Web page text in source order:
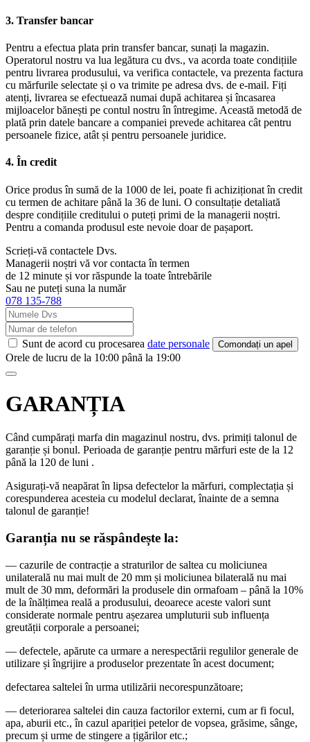
3. Transfer bancar
Pentru a efectua plata prin transfer bancar, sunați la magazin.
Operatorul nostru va lua legătura cu dvs., va acorda toate condițiile
pentru livrarea produsului, va verifica contactele, va prezenta factura
cu mărfurile selectate și o va trimite pe adresa dvs. de e-mail. Fiți
atenți, livrarea se efectuează numai după achitarea și încasarea
mijloacelor bănești pe contul nostru în întregime. Această metodă de
plată prin datele bancare a companiei prevede achitarea cât pentru
persoanele fizice, atât și pentru persoanele juridice.
4. În credit
Orice produs în sumă de la 1000 de lei, poate fi achiziționat în credit
cu termen de achitare până la 36 de luni. O consultație detaliată
despre condițiile creditului o puteți primi de la managerii noștri.
Pentru a comanda produsul este nevoie doar de pașaport.
Scrieți-vă contactele Dvs.
Managerii noștri vă vor contacta în termen
de 12 minute și vor răspunde la toate întrebările
Sau ne puteți suna la număr
078 135-788
Sunt de acord cu procesarea date personale Comondați un apel
Orele de lucru de la 10:00 până la 19:00
GARANȚIA
Când cumpărați marfa din magazinul nostru, dvs. primiți talonul de
garanție și bonul. Perioada de garanție pentru mărfuri este de la 12
până la 120 de luni .
Asigurați-vă neapărat în lipsa defectelor la mărfuri, complectația și
corespunderea acesteia cu modelul declarat, înainte de a semna
talonul de garanție!
Garanția nu se răspândește la:
— cazurile de contracție a straturilor de saltea cu moliciunea
unilaterală nu mai mult de 20 mm și moliciunea bilaterală nu mai
mult de 30 mm, deformări la produsele din ormafoam – până la 10%
de la înălțimea reală a produsului, deoarece aceste valori sunt
considerate normale pentru așezarea umpluturii sub influența
greutății corporale a persoanei;
— defectele, apărute ca urmare a nerespectării regulilor generale de
utilizare și îngrijire a produselor prezentate în acest document;
defectarea saltelei în urma utilizării necorespunzătoare;
— deteriorarea saltelei din cauza factorilor externi, cum ar fi focul,
apa, aburii etc., în cazul apariției petelor de vopsea, grăsime, sânge,
precum și urme de stingere a țigărilor etc.;